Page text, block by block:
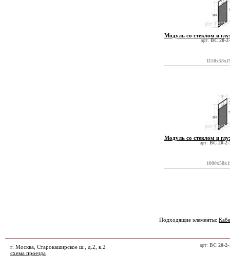
арт:ВС 20-
Модуль со стеклом и
арт:ВС 20-2-
Модуль со стеклом и
арт: ВС 20-2-
Подходящие элементы:
г. Москва, Старокаширское ш., д.2, к.2
схема проезда